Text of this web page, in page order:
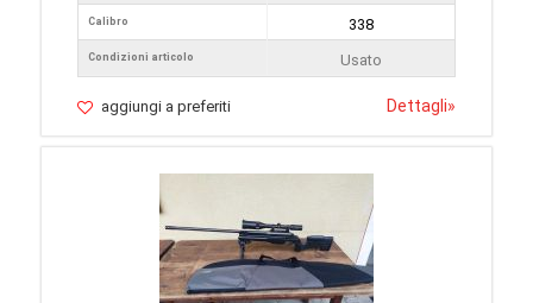
Calibro
Condizioni articolo
338
Usato
aggiungi a preferiti Dettagli»